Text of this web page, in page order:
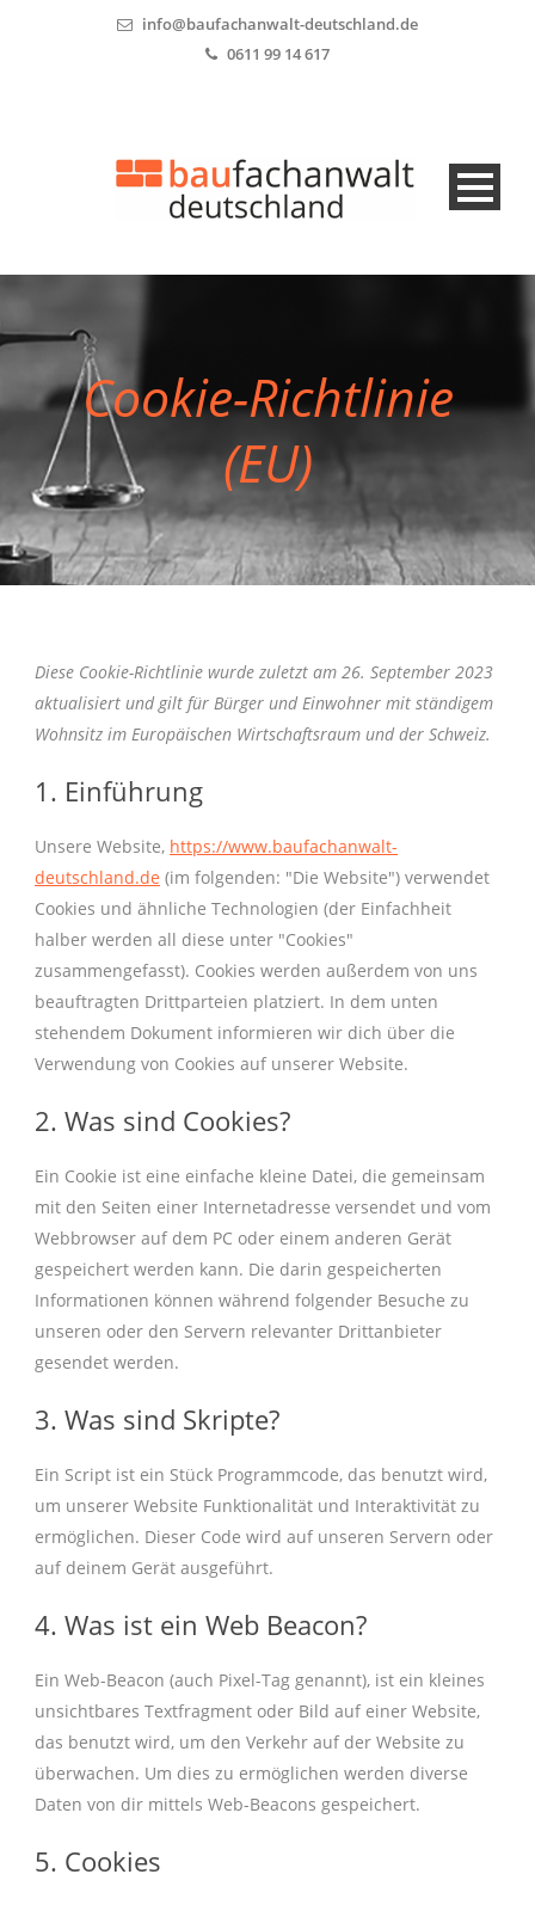
info@baufachanwalt-deutschland.de
0611 99 14 617
Cookie-Richtlinie
(EU)
Diese Cookie-Richtlinie wurde zuletzt am 26. September 2023
aktualisiert und gilt für Bürger und Einwohner mit ständigem
Wohnsitz im Europäischen Wirtschaftsraum und der Schweiz.
1. Einführung
Unsere Website, https://www.baufachanwalt-
deutschland.de (im folgenden: "Die Website") verwendet
Cookies und ähnliche Technologien (der Einfachheit
halber werden all diese unter "Cookies"
zusammengefasst). Cookies werden außerdem von uns
beauftragten Drittparteien platziert. In dem unten
stehendem Dokument informieren wir dich über die
Verwendung von Cookies auf unserer Website.
2. Was sind Cookies?
Ein Cookie ist eine einfache kleine Datei, die gemeinsam
mit den Seiten einer Internetadresse versendet und vom
Webbrowser auf dem PC oder einem anderen Gerät
gespeichert werden kann. Die darin gespeicherten
Informationen können während folgender Besuche zu
unseren oder den Servern relevanter Drittanbieter
gesendet werden.
3. Was sind Skripte?
Ein Script ist ein Stück Programmcode, das benutzt wird,
um unserer Website Funktionalität und Interaktivität zu
ermöglichen. Dieser Code wird auf unseren Servern oder
auf deinem Gerät ausgeführt.
4. Was ist ein Web Beacon?
Ein Web-Beacon (auch Pixel-Tag genannt), ist ein kleines
unsichtbares Textfragment oder Bild auf einer Website,
das benutzt wird, um den Verkehr auf der Website zu
überwachen. Um dies zu ermöglichen werden diverse
Daten von dir mittels Web-Beacons gespeichert.
5. Cookies